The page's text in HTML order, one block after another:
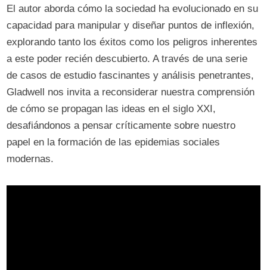
El autor aborda cómo la sociedad ha evolucionado en su
capacidad para manipular y diseñar puntos de inflexión,
explorando tanto los éxitos como los peligros inherentes
a este poder recién descubierto. A través de una serie
de casos de estudio fascinantes y análisis penetrantes,
Gladwell nos invita a reconsiderar nuestra comprensión
de cómo se propagan las ideas en el siglo XXI,
desafiándonos a pensar críticamente sobre nuestro
papel en la formación de las epidemias sociales
modernas.